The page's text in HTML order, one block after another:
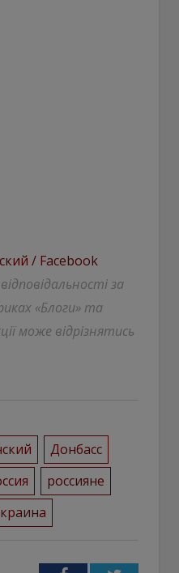
/ Facebook
за
«Блоги» та
може відрізнятись
Донбасс
россияне